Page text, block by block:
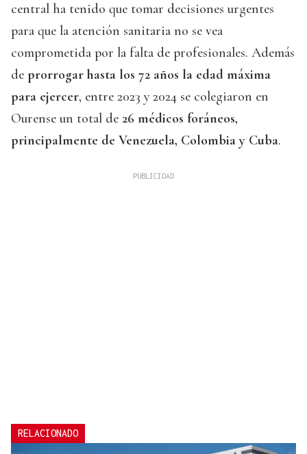
central ha tenido que tomar decisiones urgentes
para que la atención sanitaria no se vea
comprometida por la falta de profesionales. Además
de prorrogar hasta los 72 años la edad máxima
para ejercer, entre 2023 y 2024 se colegiaron en
Ourense un total de 26 médicos foráneos,
principalmente de Venezuela, Colombia y Cuba.
RELACIONADO